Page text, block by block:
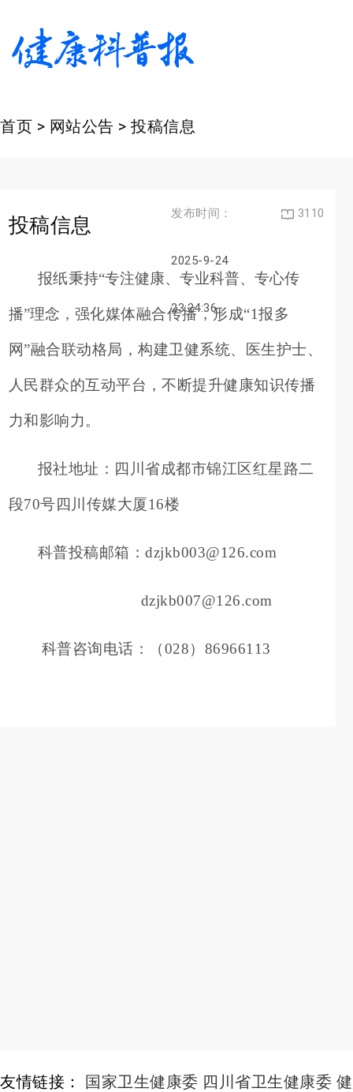
首页 > 网站公告 > 投稿信息
投稿信息 发布时间：
2025-9-24
23:24:36
3110
报纸秉持“专注健康、专业科普、专心传
播”理念， 强化媒体融合传播，形成“1报多
网”融合联动格局 ，构建卫健系统、医生护士、
人民群众的互动平台 ，不断提升健康知识传播
力和影响力 。
报社地址：四川省成都市锦江区红星路二
段70号四川传媒大厦16楼
科普投稿邮箱：dzjkb003@126.com
dzjkb007@126.com
科普咨询电话 ：（028）86966113
友情链接： 国家卫生健康委 四川省卫生健康委